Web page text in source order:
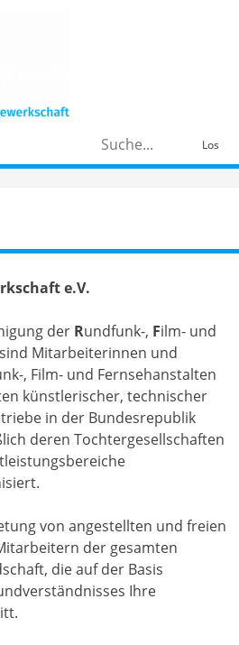
Los
e.V.
der Rundfunk-, Film- und
Mitarbeiterinnen und
, Film- und Fernsehanstalten
künstlerischer, technischer
in der Bundesrepublik
deren Tochtergesellschaften
von angestellten und freien
der gesamten
die auf der Basis
Ihre